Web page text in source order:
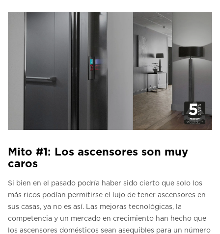
Mito #1: Los ascensores son muy
caros
Si bien en el pasado podría haber sido cierto que solo los
más ricos podían permitirse el lujo de tener ascensores en
sus casas, ya no es así. Las mejoras tecnológicas, la
competencia y un mercado en crecimiento han hecho que
los ascensores domésticos sean asequibles para un número